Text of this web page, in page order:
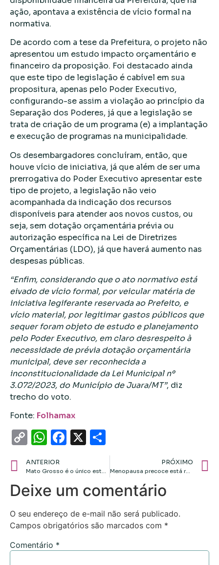
ação, apontava a existência de vício formal na
normativa.
De acordo com a tese da Prefeitura, o projeto não
apresentou um estudo impacto orçamentário e
financeiro da proposição. Foi destacado ainda
que este tipo de legislação é cabível em sua
propositura, apenas pelo Poder Executivo,
configurando-se assim a violação ao princípio da
Separação dos Poderes, já que a legislação se
trata de criação de um programa (e) a implantação
e execução de programas na municipalidade.
Os desembargadores concluíram, então, que
houve vício de iniciativa, já que além de ser uma
prerrogativa do Poder Executivo apresentar este
tipo de projeto, a legislação não veio
acompanhada da indicação dos recursos
disponíveis para atender aos novos custos, ou
seja, sem dotação orçamentária prévia ou
autorização específica na Lei de Diretrizes
Orçamentárias (LDO), já que haverá aumento nas
despesas públicas.
“Enfim, considerando que o ato normativo está
eivado de vício formal, por veicular matéria de
iniciativa legiferante reservada ao Prefeito, e
vício material, por legitimar gastos públicos que
sequer foram objeto de estudo e planejamento
pelo Poder Executivo, em claro desrespeito à
necessidade de prévia dotação orçamentária
municipal, deve ser reconhecida a
inconstitucionalidade da Lei Municipal nº
3.072/2023, do Município de Juara/MT”, diz
trecho do voto.
Fonte: Folhamax
CopyWhatsApp
Facebook
X
ANTERIOR
Mato Grosso é o único estado em que Bombeirosfiscalizam e multam uso irregular do fogo
PRÓXIMO
Menopausa precoce está relacionada ao maior risco de perda muscular, diz estudo
Deixe um comentário
O seu endereço de e-mail não será publicado.
Campos obrigatórios são marcados com *
Comentário *